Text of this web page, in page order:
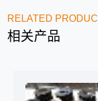
RELATED
相关产品